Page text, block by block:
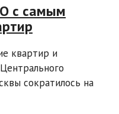
с самым
квартир и
сократилось на